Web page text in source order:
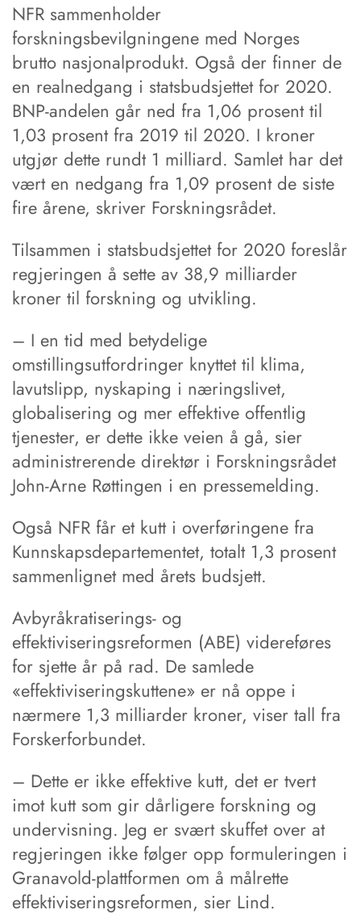
NFR sammenholder
forskningsbevilgningene med Norges
brutto nasjonalprodukt. Også der finner de
en realnedgang i statsbudsjettet for 2020.
BNP-andelen går ned fra 1,06 prosent til
1,03 prosent fra 2019 til 2020. I kroner
utgjør dette rundt 1 milliard. Samlet har det
vært en nedgang fra 1,09 prosent de siste
fire årene, skriver Forskningsrådet.
Tilsammen i statsbudsjettet for 2020 foreslår
regjeringen å sette av 38,9 milliarder
kroner til forskning og utvikling.
– I en tid med betydelige
omstillingsutfordringer knyttet til klima,
lavutslipp, nyskaping i næringslivet,
globalisering og mer effektive offentlig
tjenester, er dette ikke veien å gå, sier
administrerende direktør i Forskningsrådet
John-Arne Røttingen i en pressemelding.
Også NFR får et kutt i overføringene fra
Kunnskapsdepartementet, totalt 1,3 prosent
sammenlignet med årets budsjett.
Avbyråkratiserings- og
effektiviseringsreformen (ABE) videreføres
for sjette år på rad. De samlede
«effektiviseringskuttene» er nå oppe i
nærmere 1,3 milliarder kroner, viser tall fra
Forskerforbundet.
– Dette er ikke effektive kutt, det er tvert
imot kutt som gir dårligere forskning og
undervisning. Jeg er svært skuffet over at
regjeringen ikke følger opp formuleringen i
Granavold-plattformen om å målrette
effektiviseringsreformen, sier Lind.